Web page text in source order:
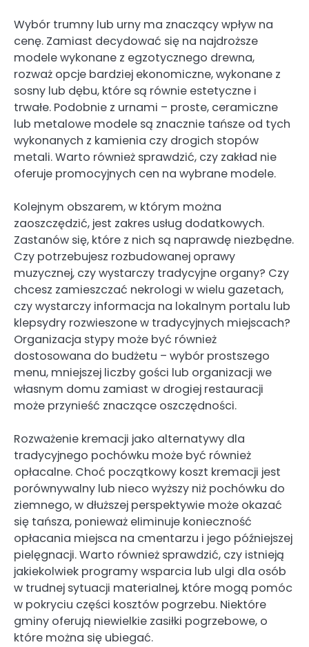
Wybór trumny lub urny ma znaczący wpływ na
cenę. Zamiast decydować się na najdroższe
modele wykonane z egzotycznego drewna,
rozważ opcje bardziej ekonomiczne, wykonane z
sosny lub dębu, które są równie estetyczne i
trwałe. Podobnie z urnami – proste, ceramiczne
lub metalowe modele są znacznie tańsze od tych
wykonanych z kamienia czy drogich stopów
metali. Warto również sprawdzić, czy zakład nie
oferuje promocyjnych cen na wybrane modele.
Kolejnym obszarem, w którym można
zaoszczędzić, jest zakres usług dodatkowych.
Zastanów się, które z nich są naprawdę niezbędne.
Czy potrzebujesz rozbudowanej oprawy
muzycznej, czy wystarczy tradycyjne organy? Czy
chcesz zamieszczać nekrologi w wielu gazetach,
czy wystarczy informacja na lokalnym portalu lub
klepsydry rozwieszone w tradycyjnych miejscach?
Organizacja stypy może być również
dostosowana do budżetu – wybór prostszego
menu, mniejszej liczby gości lub organizacji we
własnym domu zamiast w drogiej restauracji
może przynieść znaczące oszczędności.
Rozważenie kremacji jako alternatywy dla
tradycyjnego pochówku może być również
opłacalne. Choć początkowy koszt kremacji jest
porównywalny lub nieco wyższy niż pochówku do
ziemnego, w dłuższej perspektywie może okazać
się tańsza, ponieważ eliminuje konieczność
opłacania miejsca na cmentarzu i jego późniejszej
pielęgnacji. Warto również sprawdzić, czy istnieją
jakiekolwiek programy wsparcia lub ulgi dla osób
w trudnej sytuacji materialnej, które mogą pomóc
w pokryciu części kosztów pogrzebu. Niektóre
gminy oferują niewielkie zasiłki pogrzebowe, o
które można się ubiegać.